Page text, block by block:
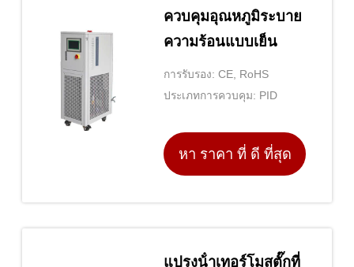
ควบคุมอุณหภูมิระบาย
ความร้อนแบบเย็น
การรับรอง: CE, RoHS
ประเภทการควบคุม: PID
หา ราคา ที่ ดี ที่สุด
แปรงน้ําเทอร์โมสตั๊กที่